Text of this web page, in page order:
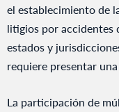
el establecimiento de
litigios por accidentes
estados y
requiere presentar
La participación de